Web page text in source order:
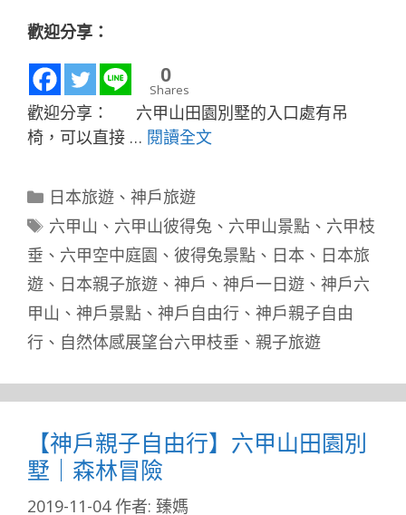
歡迎分享：
0
Shares
歡迎分享： 六甲山田園別墅的入口處有吊
椅，可以直接 … 閱讀全文
分
類
日本旅遊、 神戶旅遊
標
籤
六甲山 、 六甲山彼得兔、 六甲山景點、 六甲枝
垂 、 六甲空中庭園 、 彼得兔景點 、 日本 、 日本旅
遊 、 日本親子旅遊 、 神戶 、 神戶一日遊 、 神戶六
甲山 、 神戶景點 、 神戶自由行 、 神戶親子自由
行 、 自然体感展望台六甲枝垂 、 親子旅遊
【神戶親子自由行】六甲山田園別
墅｜森林冒險
2019-11-04 作者: 臻媽